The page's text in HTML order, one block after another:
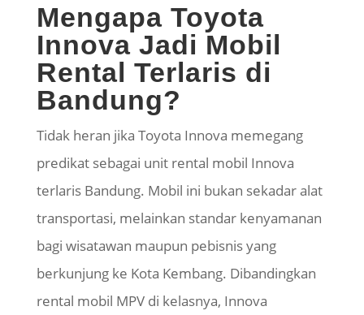
Mengapa Toyota
Innova Jadi Mobil
Rental Terlaris di
Bandung?
Tidak heran jika Toyota Innova memegang
predikat sebagai unit rental mobil Innova
terlaris Bandung. Mobil ini bukan sekadar alat
transportasi, melainkan standar kenyamanan
bagi wisatawan maupun pebisnis yang
berkunjung ke Kota Kembang. Dibandingkan
rental mobil MPV di kelasnya, Innova